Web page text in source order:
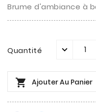
Brume d'ambiance à
Quantité
 Ajouter Au Panier